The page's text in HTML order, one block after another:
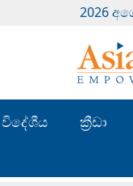
2026
විදේශීය ක්‍රීඩා